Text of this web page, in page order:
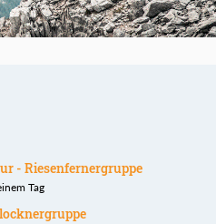
- Riesenfernergruppe
Tag